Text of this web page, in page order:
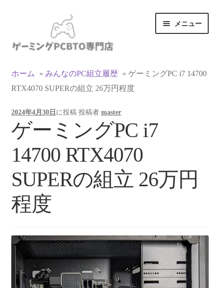
ゲ
ョ
ン
ス
キ
ッ
プ
テ
へ
ス
ッ
プ
メニュー
マイアカウント
支払い
お買い物カゴ
LINEでお問い合わせ
フルカスタマイズ相談
みんなのPC組立履歴
ホーム » みんなのPC組立履歴 » ゲーミングPC i7 14700
RTX4070 SUPERの組立 26万円程度
2024年4月30日 に投稿 投稿者 master
ゲーミングPC i7
14700 RTX4070
SUPERの組立 26万円
程度